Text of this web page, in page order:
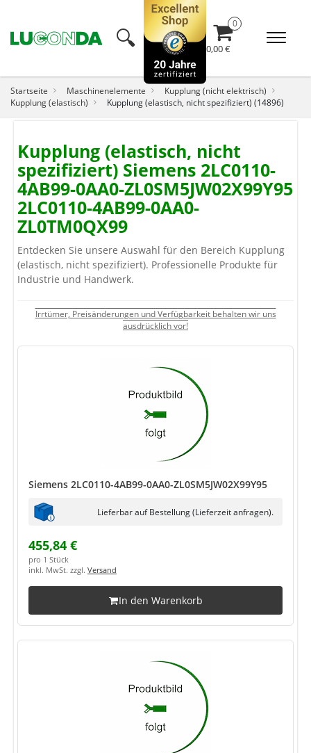
🔍︎ 0,00 €
Startseite Maschinenelemente
Kupplung (nicht elektrisch)
Kupplung (elastisch)
Kupplung (elastisch, nicht spezifiziert) (14896)
Kupplung (elastisch, nicht
spezifiziert) Siemens 2LC0110-
4AB99-0AA0-ZL0SM5JW02X99Y95
2LC0110-4AB99-0AA0-
ZL0TM0QX99
Entdecken Sie unsere Auswahl für den Bereich Kupplung
(elastisch, nicht spezifiziert). Professionelle Produkte für
Industrie und Handwerk.
Irrtümer, Preisänderungen und Verfügbarkeit behalten wir uns
ausdrücklich vor!
Siemens 2LC0110-4AB99-0AA0-ZL0SM5JW02X99Y95
Lieferbar auf Bestellung (Lieferzeit anfragen).
455,84 €
pro 1 Stück
inkl. MwSt. zzgl. Versand
In den Warenkorb